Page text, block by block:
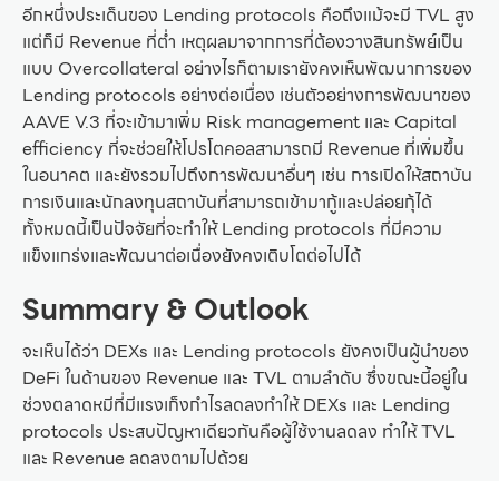
อีกหนึ่งประเด็นของ Lending protocols คือถึงแม้จะมี TVL สูง
แต่ก็มี Revenue ที่ต่ำ เหตุผลมาจากการที่ต้องวางสินทรัพย์เป็น
แบบ Overcollateral อย่างไรก็ตามเรายังคงเห็นพัฒนาการของ
Lending protocols อย่างต่อเนื่อง เช่นตัวอย่างการพัฒนาของ
AAVE V.3 ที่จะเข้ามาเพิ่ม Risk management และ Capital
efficiency ที่จะช่วยให้โปรโตคอลสามารถมี Revenue ที่เพิ่มขึ้น
ในอนาคต และยังรวมไปถึงการพัฒนาอื่นๆ เช่น การเปิดให้สถาบัน
การเงินและนักลงทุนสถาบันที่สามารถเข้ามากู้และปล่อยกุ้ได้
ทั้งหมดนี้เป็นปัจจัยที่จะทำให้ Lending protocols ที่มีความ
แข็งแกร่งและพัฒนาต่อเนื่องยังคงเติบโตต่อไปได้
Summary & Outlook
จะเห็นได้ว่า DEXs และ Lending protocols ยังคงเป็นผู้นำของ
DeFi ในด้านของ Revenue และ TVL ตามลำดับ ซึ่งขณะนี้อยู่ใน
ช่วงตลาดหมีที่มีแรงเก็งกำไรลดลงทำให้ DEXs และ Lending
protocols ประสบปัญหาเดียวกันคือผู้ใช้งานลดลง ทำให้ TVL
และ Revenue ลดลงตามไปด้วย